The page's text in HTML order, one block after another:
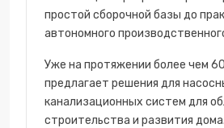
простой сборочной базы до
автономного
Уже на протяжении более чем
предлагает решения для
канализационных систем для
строительства и развития